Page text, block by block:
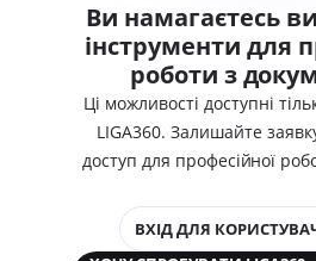
Ви намагаєтесь
інструменти для
роботи з
Ці можливості доступні
LIGA360. Залишайте
доступ для професійної
ВХІД ДЛЯ